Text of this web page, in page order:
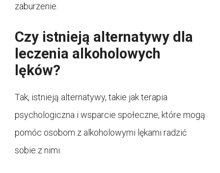
zaburzenie.
Czy istnieją alternatywy dla
leczenia alkoholowych
lęków?
Tak, istnieją alternatywy, takie jak terapia
psychologiczna i wsparcie społeczne, które mogą
pomóc osobom z alkoholowymi lękami radzić
sobie z nimi.